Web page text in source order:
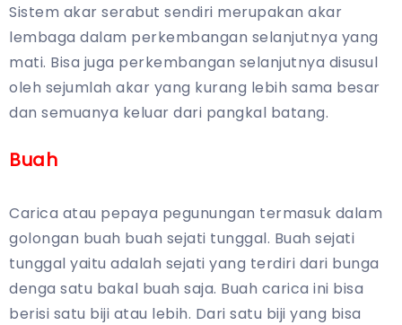
Sistem akar serabut sendiri merupakan akar
lembaga dalam perkembangan selanjutnya yang
mati. Bisa juga perkembangan selanjutnya disusul
oleh sejumlah akar yang kurang lebih sama besar
dan semuanya keluar dari pangkal batang.
Buah
Carica atau pepaya pegunungan termasuk dalam
golongan buah buah sejati tunggal. Buah sejati
tunggal yaitu adalah sejati yang terdiri dari bunga
denga satu bakal buah saja. Buah carica ini bisa
berisi satu biji atau lebih. Dari satu biji yang bisa